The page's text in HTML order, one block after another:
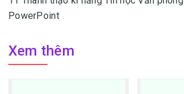
PowerPoint
Xem thêm